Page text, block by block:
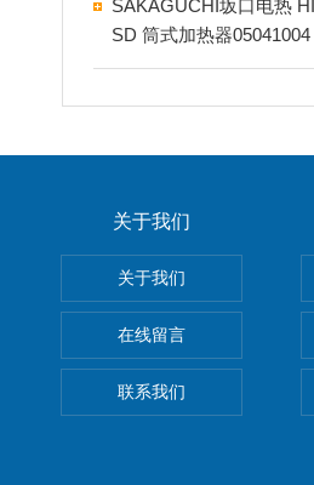
SAKAGUCHI坂口电热
SD 筒式加热器05041004
关于我们
关于我们
在线留言
联系我们